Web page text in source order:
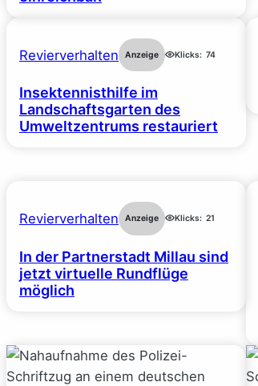
Revierverhalten Anzeige Klicks: 74
Insektennisthilfe im
Landschaftsgarten des
Umweltzentrums restauriert
Revierverhalten Anzeige Klicks: 21
In der Partnerstadt Millau sind
jetzt virtuelle Rundflüge
möglich